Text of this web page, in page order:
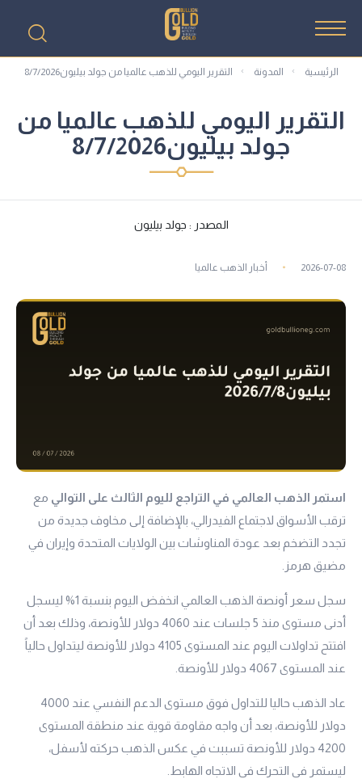
الرئيسية المدونة التقرير اليومي للذهب عالميا من جولد بيليون8/7/2026
التقرير اليومي للذهب عالميا من
جولد بيليون8/7/2026
المصدر : جولد بيليون
2026-07-08 أخبار الذهب عالميا
استمر الذهب العالمي في التراجع لليوم الثالث على التوالي مع
ترقب الأسواق لاجتماع الفيدرالي، بالإضافة إلى مخاوف جديدة من
تجدد التضخم بعد عودة المناوشات بين الولايات المتحدة وإيران في
مضيق هرمز.
سجل سعر أونصة الذهب العالمي انخفض اليوم بنسبة 1% ليسجل
أدنى مستوى منذ 5 جلسات عند 4060 دولار للأونصة، وذلك بعد أن
افتتح تداولات اليوم عند المستوى 4105 دولار للأونصة ليتداول حالياً
عند المستوى 4067 دولار للأونصة.
عاد الذهب حاليا للتداول فوق مستوى الدعم النفسي عند 4000
دولار للأونصة، بعد أن واجه مقاومة قوية عند منطقة المستوى
4200 دولار للأونصة تسببت في عكس الذهب حركته لأسفل،
ليستمر في التحرك في الاتجاه الهابط.